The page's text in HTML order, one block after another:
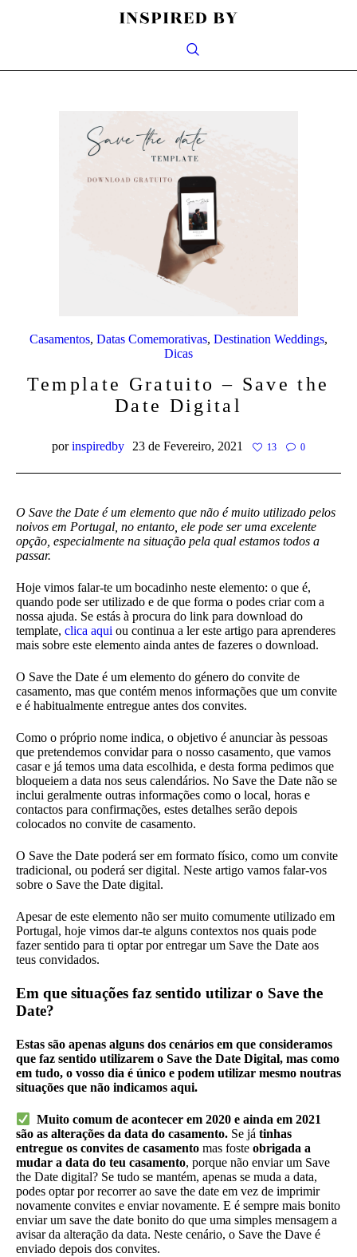
Casamentos, Datas Comemorativas, Destination Weddings,
Dicas
Template Gratuito – Save the
Date Digital
porinspiredby 23 de Fevereiro, 2021 13 0
O Save the Date é um elemento que não é muito utilizado pelos
noivos em Portugal, no entanto, ele pode ser uma excelente
opção, especialmente na situação pela qual estamos todos a
passar.
Hoje vimos falar-te um bocadinho neste elemento: o que é,
quando pode ser utilizado e de que forma o podes criar com a
nossa ajuda. Se estás à procura do link para download do
template, clica aqui ou continua a ler este artigo para aprenderes
mais sobre este elemento ainda antes de fazeres o download.
O Save the Date é um elemento do género do convite de
casamento, mas que contém menos informações que um convite
e é habitualmente entregue antes dos convites.
Como o próprio nome indica, o objetivo é anunciar às pessoas
que pretendemos convidar para o nosso casamento, que vamos
casar e já temos uma data escolhida, e desta forma pedimos que
bloqueiem a data nos seus calendários. No Save the Date não se
inclui geralmente outras informações como o local, horas e
contactos para confirmações, estes detalhes serão depois
colocados no convite de casamento.
O Save the Date poderá ser em formato físico, como um convite
tradicional, ou poderá ser digital. Neste artigo vamos falar-vos
sobre o Save the Date digital.
Apesar de este elemento não ser muito comumente utilizado em
Portugal, hoje vimos dar-te alguns contextos nos quais pode
fazer sentido para ti optar por entregar um Save the Date aos
teus convidados.
Em que situações faz sentido utilizar o Save the
Date?
Estas são apenas alguns dos cenários em que consideramos
que faz sentido utilizarem o Save the Date Digital, mas como
em tudo, o vosso dia é único e podem utilizar mesmo noutras
situações que não indicamos aqui.
Muito comum de acontecer em 2020 e ainda em 2021
são as alterações da data do casamento.Se já tinhas
entregue os convites de casamentomas foste obrigada a
mudar a data do teu casamento, porque não enviar um Save
the Date digital? Se tudo se mantém, apenas se muda a data,
podes optar por recorrer ao save the date em vez de imprimir
novamente convites e enviar novamente. E é sempre mais bonito
enviar um save the date bonito do que uma simples mensagem a
avisar da alteração da data. Neste cenário, o Save the Dave é
enviado depois dos convites.